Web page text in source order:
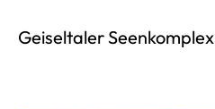
Geiseltaler Seenkomplex